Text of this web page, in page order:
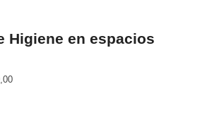
Higiene en espacios